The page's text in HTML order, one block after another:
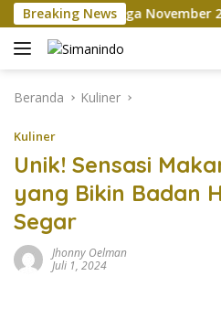
Langsung
ke
konten
Breaking News
hingga November 2026
Beranda Kuliner
Kuliner
Unik! Sensasi
yang Bikin Badan
Segar
Jhonny Oelman
Juli 1, 2024